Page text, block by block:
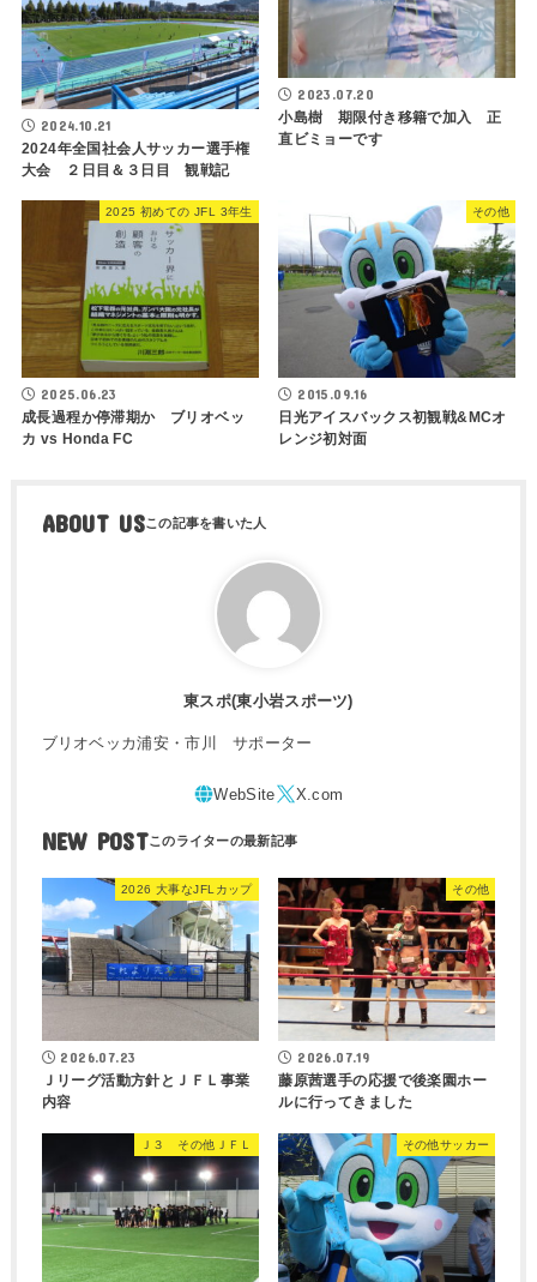
2024.10.21
2024年全国社会人サッカー選手権
大会 ２日目＆３日目 観戦記
2023.07.20
小島樹 期限付き移籍で加入 正
直ビミョーです
2025 初めての JFL 3年生
2025.06.23
成長過程か停滞期か ブリオベッ
カ vs Honda FC
その他
2015.09.16
日光アイスバックス初観戦&MCオ
レンジ初対面
ABOUT US
東スポ(東小岩スポーツ)
ブリオベッカ浦安・市川 サポーター
NEW POST
2026 大事なJFLカップ
2026.07.23
Ｊリーグ活動方針とＪＦＬ事業
内容
その他
2026.07.19
藤原茜選手の応援で後楽園ホー
ルに行ってきました
Ｊ３ その他ＪＦＬ その他サッカー